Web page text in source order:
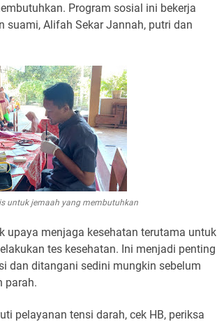
Program sosial ini bekerja
suami, Alifah Sekar Jannah, putri dan
untuk jemaah yang membutuhkan
upaya menjaga kesehatan terutama untuk
tes kesehatan. Ini menjadi penting
dan ditangani sedini mungkin sebelum
parah.
pelayanan tensi darah, cek HB, periksa